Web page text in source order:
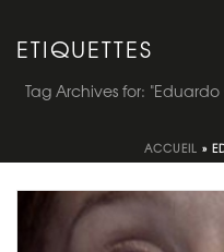
ETIQUETTES
Tag Archives for:
ACCUEIL »